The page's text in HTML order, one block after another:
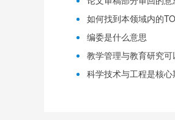
如何找到本领域内的
编委是什么意思
教学管理与教育研究
科学技术与工程是核